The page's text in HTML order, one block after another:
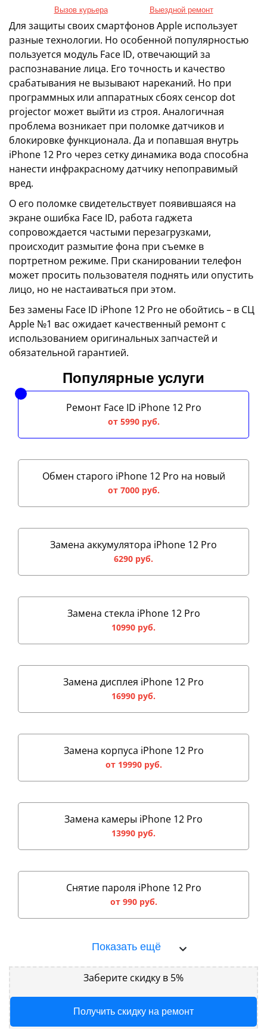
Вызов курьера Выездной ремонт
Для защиты своих смартфонов Apple использует
разные технологии. Но особенной популярностью
пользуется модуль Face ID, отвечающий за
распознавание лица. Его точность и качество
срабатывания не вызывают нареканий. Но при
программных или аппаратных сбоях сенсор dot
projector может выйти из строя. Аналогичная
проблема возникает при поломке датчиков и
блокировке функционала. Да и попавшая внутрь
iPhone 12 Pro через сетку динамика вода способна
нанести инфракрасному датчику непоправимый
вред.
О его поломке свидетельствует появившаяся на
экране ошибка Face ID, работа гаджета
сопровождается частыми перезагрузками,
происходит размытие фона при съемке в
портретном режиме. При сканировании телефон
может просить пользователя поднять или опустить
лицо, но не настаиваться при этом.
Без замены Face ID iPhone 12 Pro не обойтись – в СЦ
Apple №1 вас ожидает качественный ремонт с
использованием оригинальных запчастей и
обязательной гарантией.
Популярные услуги
Ремонт Face ID iPhone 12 Pro
от 5990 руб.
Обмен старого iPhone 12 Pro на новый
от 7000 руб.
Замена аккумулятора iPhone 12 Pro
6290 руб.
Замена стекла iPhone 12 Pro
10990 руб.
Замена дисплея iPhone 12 Pro
16990 руб.
Замена корпуса iPhone 12 Pro
от 19990 руб.
Замена камеры iPhone 12 Pro
13990 руб.
Снятие пароля iPhone 12 Pro
от 990 руб.
Показать ещё
Заберите скидку в 5%
Получить скидку на ремонт